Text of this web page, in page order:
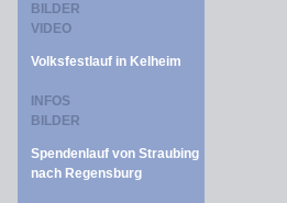
BILDER
VIDEO
Volksfestlauf in Kelheim
INFOS
BILDER
Spendenlauf von Straubing
nach Regensburg